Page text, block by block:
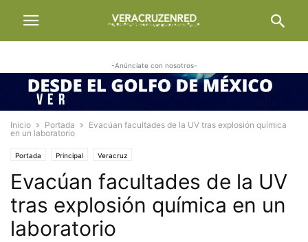
-Anúnciate con nosotros-
Inicio Portada
Evacúan facultades de la UV tras explosión química
en un laboratorio
Portada Principal Veracruz
Evacúan facultades de la UV
tras explosión química en un
laboratorio